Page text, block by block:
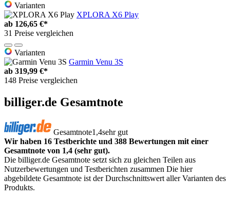
Varianten
XPLORA X6 Play
ab 126,65 €*
31 Preise vergleichen
Varianten
Garmin Venu 3S
ab 319,99 €*
148 Preise vergleichen
billiger.de Gesamtnote
Gesamtnote1,4sehr gut
Wir haben 16 Testberichte und 388 Bewertungen mit einer
Gesamtnote von 1,4 (sehr gut).
Die billiger.de Gesamtnote setzt sich zu gleichen Teilen aus
Nutzerbewertungen und Testberichten zusammen Die hier
abgebildete Gesamtnote ist der Durchschnittswert aller Varianten des
Produkts.